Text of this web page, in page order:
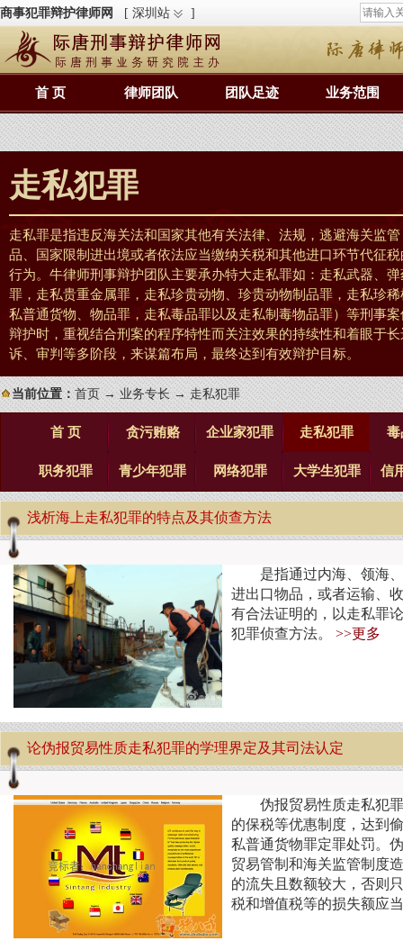
商事犯罪辩护律师网 [ 深圳站 ]
首 页 律师团队 团队足迹 业务范围
走私犯罪
走私罪是指违反海关法和国家其他有关法律、法规，逃避海关监
品、国家限制进出境或者依法应当缴纳关税和其他进口环节代征
行为。牛律师刑事辩护团队主要承办特大走私罪如：走私武器、
罪，走私贵重金属罪，走私珍贵动物、珍贵动物制品罪，走私珍
私普通货物、物品罪，走私毒品罪以及走私制毒物品罪）等刑事
辩护时，重视结合刑案的程序特性而关注效果的持续性和着眼于
诉、审判等多阶段，来谋篇布局，最终达到有效辩护目标。
当前位置：首页→业务专长→ 走私犯罪
首 页 贪污贿赂 企业家犯罪 走私犯罪 毒
职务犯罪 青少年犯罪 网络犯罪 大学生犯罪 信
浅析海上走私犯罪的特点及其侦查方法
是指通过内海、领海
进出口物品，或者运输、
有合法证明的，以走私罪
犯罪侦查方法。 >>更多
论伪报贸易性质走私犯罪的学理界定及其司法认定
伪报贸易性质走私犯
的保税等优惠制度，达到
私普通货物罪定罪处罚。
贸易管制和海关监管制度
的流失且数额较大，否则
税和增值税等的损失额应